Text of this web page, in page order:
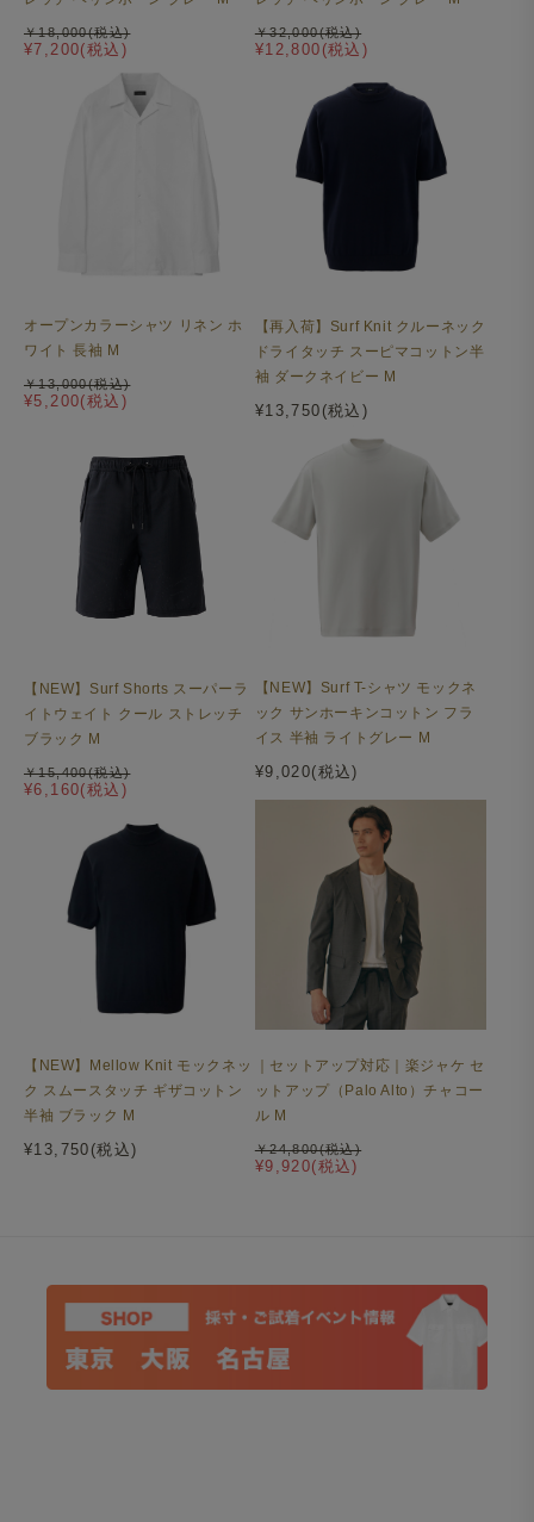
¥7,200(税込)
￥18,000(税込)
¥12,800(税込)
￥32,000(税込)
オープンカラーシャツ リネン ホ
ワイト 長袖 M
¥5,200(税込)
￥13,000(税込)
【再入荷】Surf Knit クルーネック
ドライタッチ スーピマコットン半
袖 ダークネイビー M
¥13,750(税込)
【NEW】Surf Shorts スーパーラ
イトウェイト クール ストレッチ
ブラック M
¥6,160(税込)
￥15,400(税込)
【NEW】Surf T-シャツ モックネ
ック サンホーキンコットン フラ
イス 半袖 ライトグレー M
¥9,020(税込)
【NEW】Mellow Knit モックネッ
ク スムースタッチ ギザコットン
半袖 ブラック M
¥13,750(税込)
｜セットアップ対応｜楽ジャケ セ
ットアップ（Palo Alto）チャコー
ル M
¥9,920(税込)
￥24,800(税込)